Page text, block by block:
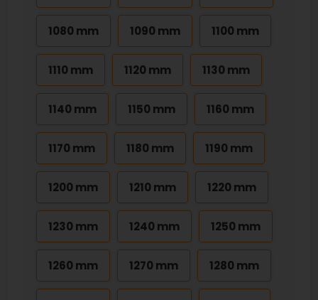
1080 mm 1090 mm 1100 mm
1110 mm 1120 mm 1130 mm
1140 mm 1150 mm 1160 mm
1170 mm 1180 mm 1190 mm
1200 mm 1210 mm 1220 mm
1230 mm 1240 mm 1250 mm
1260 mm 1270 mm 1280 mm